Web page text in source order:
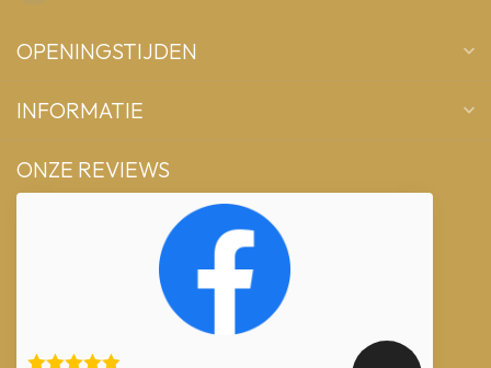
OPENINGSTIJDEN
INFORMATIE
ONZE REVIEWS